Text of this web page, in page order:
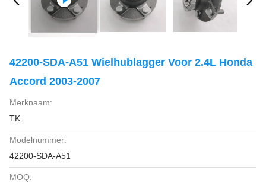
42200-SDA-A51 Wielhublagger Voor 2.4L Honda
Accord 2003-2007
Merknaam:
TK
Modelnummer:
42200-SDA-A51
MOQ: